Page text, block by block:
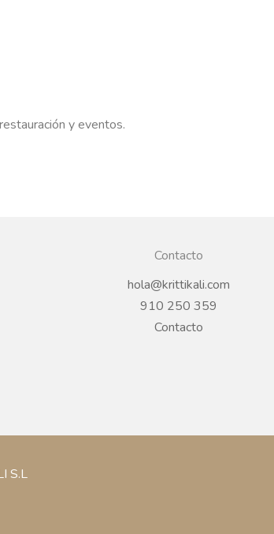
y eventos.
Contacto
hola@krittikali.com
910 250 359
Contacto
S.L